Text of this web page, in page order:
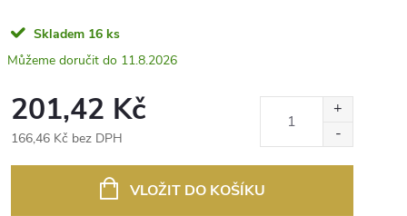
Skladem 16 ks
11.8.2026
201,42 Kč
166,46 Kč bez DPH
VLOŽIT DO KOŠÍKU